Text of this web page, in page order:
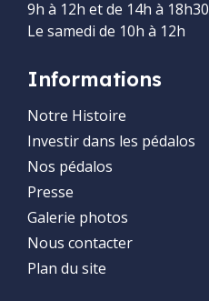
9h à 12h et de 14h à 18h30
Le samedi de 10h à 12h
Informations
Notre Histoire
Investir dans les pédalos
Nos pédalos
Presse
Galerie photos
Nous contacter
Plan du site